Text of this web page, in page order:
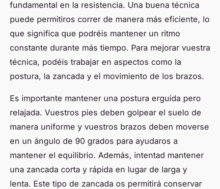
fundamental en la resistencia. Una buena técnica
puede permitiros correr de manera más eficiente, lo
que significa que podréis mantener un ritmo
constante durante más tiempo. Para mejorar vuestra
técnica, podéis trabajar en aspectos como la
postura, la zancada y el movimiento de los brazos.
Es importante mantener una postura erguida pero
relajada. Vuestros pies deben golpear el suelo de
manera uniforme y vuestros brazos deben moverse
en un ángulo de 90 grados para ayudaros a
mantener el equilibrio. Además, intentad mantener
una zancada corta y rápida en lugar de larga y
lenta. Este tipo de zancada os permitirá conservar